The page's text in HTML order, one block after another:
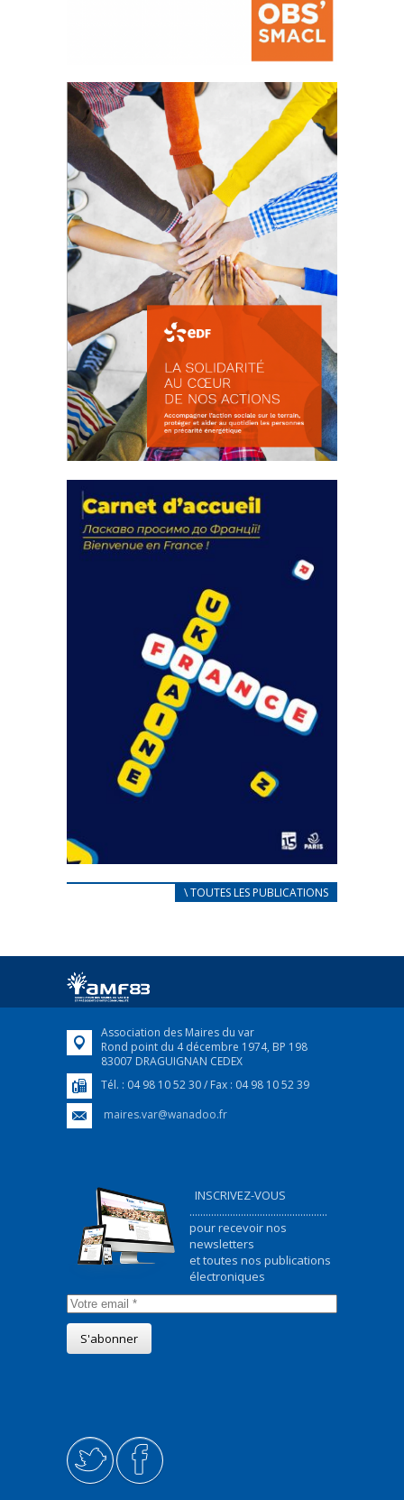
La prévention des conflits
d’intérêts
18 septembre 2023
FEUILLETER
actions
18 septembre 2023
FEUILLETER
CARNET D’ACCUEIL
Afin d’accompagner au mieux les réfugiés
FEUILLETER
\ TOUTES LES PUBLICATIONS
Association des Maires du var
Rond point du 4 décembre 1974, BP 198
83007 DRAGUIGNAN CEDEX
Tél. : 04 98 10 52 30 / Fax : 04 98 10 52 39
maires.var@wanadoo.fr
INSCRIVEZ-VOUS
...................................................
pour recevoir nos
newsletters
et toutes nos publications
électroniques